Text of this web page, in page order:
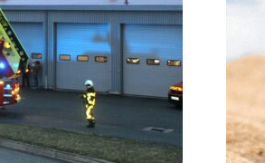
Hebdo25